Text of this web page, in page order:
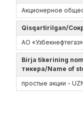
Акционерное
Qisqartirilgan/
АО «Узбекнефтегаз»
Birja tikerining
тикера/Name of
простые акции -